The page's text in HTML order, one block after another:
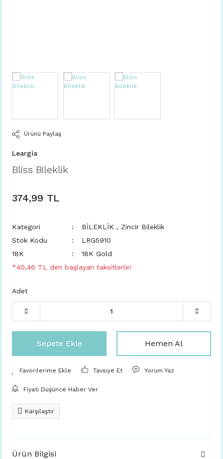
Ürünü Paylaş
Leargia
Bliss Bileklik
374,99 TL
Kategori BİLEKLİK , Zincir Bileklik
Stok Kodu
LRG5910
18K
18K Gold
*40,46 TL den başlayan taksitlerle!
Adet
Sepete Ekle Hemen Al
Tavsiye Et Yorum Yaz
Fiyatı Düşünce Haber Ver
Karşılaştır
Ürün Bilgisi